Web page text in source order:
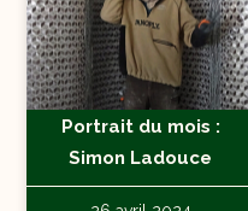
Portrait du mois :
Simon Ladouce